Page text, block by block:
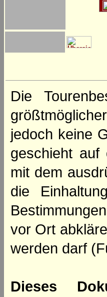
Die
jedoch keine
geschieht auf
mit dem
die
vor Ort
werden darf
Dieses